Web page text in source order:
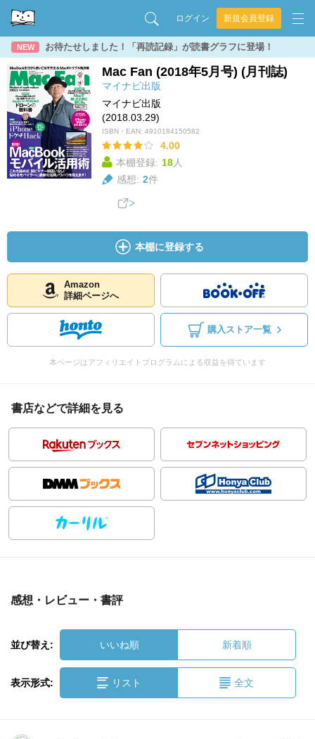
ログイン 新規会員登録
NEW お待たせしました！「再読記録」が読書グラフに登場！
Mac Fan (2018年5月号) (月刊誌)
マイナビ出版
マイナビ出版
(2018.03.29)
ISBN・EAN: 4910184150582
4.00
本棚登録: 18人
感想: 2件
本棚に登録する
Amazon
詳細ページへ
購入ストア一覧
本ページはアフィリエイトプログラムによる収益を得ています
書店などで詳細を見る
感想・レビュー・書評
並び替え: いいね順 新着順
表示形式: リスト 全文